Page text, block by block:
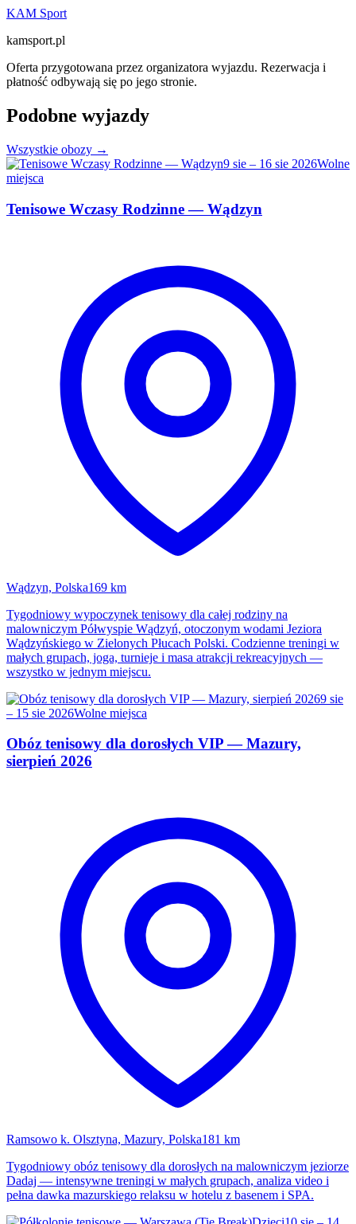
KAM Sport
kamsport.pl
Oferta przygotowana przez organizatora wyjazdu. Rezerwacja i
płatność odbywają się po jego stronie.
Podobne wyjazdy
Wszystkie obozy →
9 sie – 16 sie 2026Wolne
miejsca
Tenisowe Wczasy Rodzinne — Wądzyn
Wądzyn, Polska169 km
Tygodniowy wypoczynek tenisowy dla całej rodziny na
malowniczym Półwyspie Wądzyń, otoczonym wodami Jeziora
Wądzyńskiego w Zielonych Płucach Polski. Codzienne treningi w
małych grupach, joga, turnieje i masa atrakcji rekreacyjnych —
wszystko w jednym miejscu.
9 sie
– 15 sie 2026Wolne miejsca
Obóz tenisowy dla dorosłych VIP — Mazury,
sierpień 2026
Ramsowo k. Olsztyna, Mazury, Polska181 km
Tygodniowy obóz tenisowy dla dorosłych na malowniczym jeziorze
Dadaj — intensywne treningi w małych grupach, analiza video i
pełna dawka mazurskiego relaksu w hotelu z basenem i SPA.